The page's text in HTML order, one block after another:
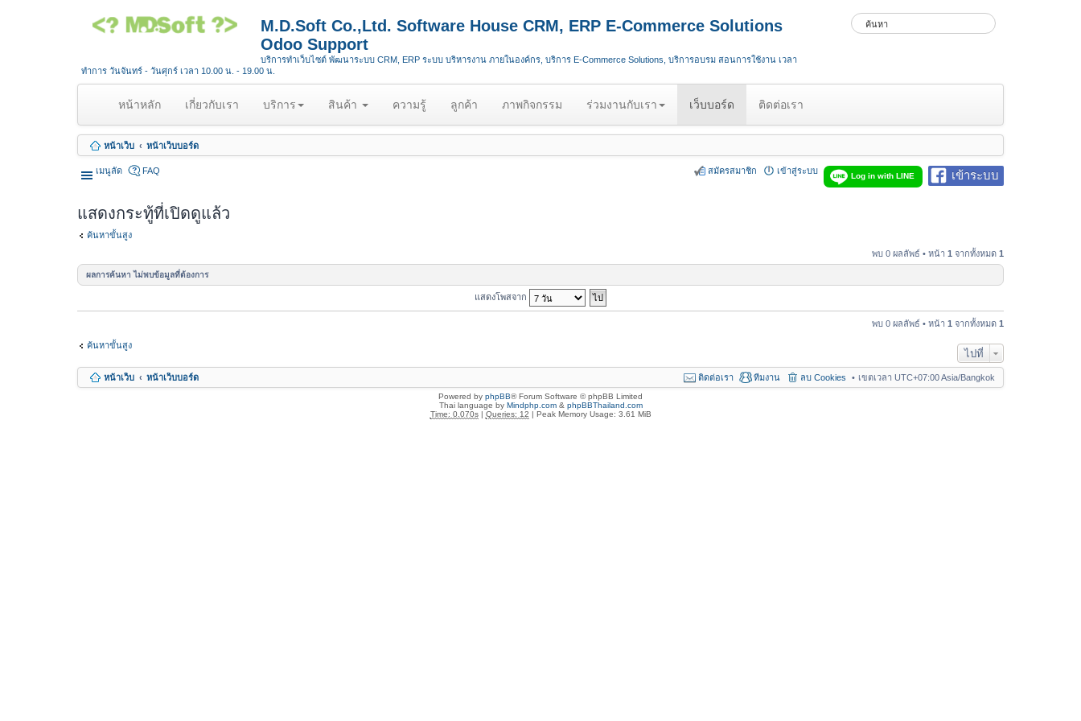
M.D.Soft Co.,Ltd. Software House CRM, ERP E-Commerce Solutions
Odoo Support
บริการทำเว็บไซต์ พัฒนาระบบ CRM, ERP ระบบ บริหารงาน ภายในองค์กร, บริการ E-Commerce Solutions, บริการอบรม สอนการใช้งาน เวลา
ทำการ วันจันทร์ - วันศุกร์ เวลา 10.00 น. - 19.00 น.
หน้าหลัก(
u
r
n
t
เกี่ยวกับเรา บริการ สินค้า ความรู้ ลูกค้า ภาพกิจกรรม ร่วมงานกับเรา เว็บบอร์ด ติดต่อเรา
หน้าเว็บ หน้าเว็บบอร์ด
เมนูลัด เข้าระบบ
Log in with LINE
FAQ เข้าสู่ระบบ
สมัครสมาชิก
แสดงกระทู้ที่เปิดดูแล้ว
ค้นหาขั้นสูง
พบ 0 ผลลัพธ์ • หน้า 1 จากทั้งหมด 1
ผลการค้นหา ไม่พบข้อมูลที่ต้องการ
แสดงโพสจาก
พบ 0 ผลลัพธ์ • หน้า 1 จากทั้งหมด 1
ค้นหาขั้นสูง
ไปที่
หน้าเว็บ หน้าเว็บบอร์ด เขตเวลา UTC+07:00 Asia/Bangkok
ลบ Cookies
ทีมงาน
ติดต่อเรา
Powered by phpBB® Forum Software © phpBB Limited
Thai language by Mindphp.com& phpBBThailand.com
Time: 0.070s| Queries: 12 | Peak Memory Usage: 3.61 MiB